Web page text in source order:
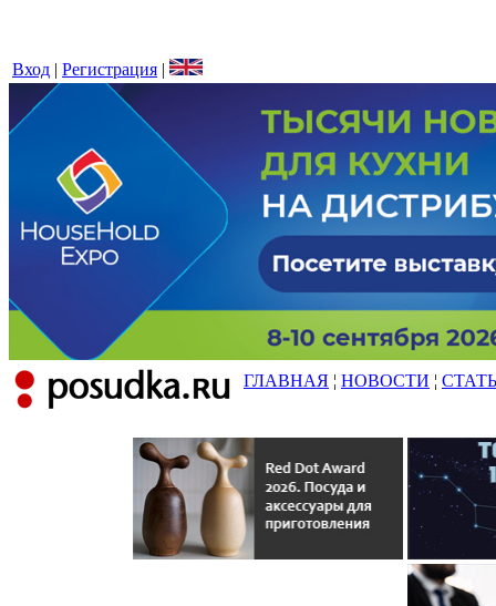
Вход | Регистрация |
ГЛАВНАЯ ¦ НОВОСТИ ¦